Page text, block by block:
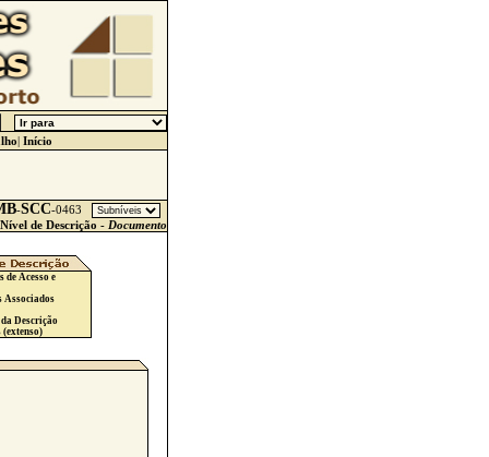
| Início
-SCC-0463
Nível de Descrição - Documento
de Acesso e
Associados
Descrição
(extenso)